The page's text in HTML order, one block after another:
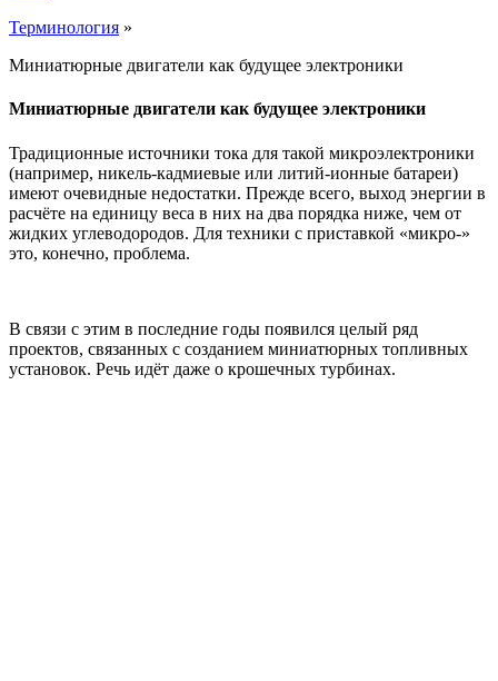
Терминология »
Миниатюрные двигатели как будущее электроники
Миниатюрные двигатели как будущее электроники
Традиционные источники тока для такой микроэлектроники
(например, никель-кадмиевые или литий-ионные батареи)
имеют очевидные недостатки. Прежде всего, выход энергии в
расчёте на единицу веса в них на два порядка ниже, чем от
жидких углеводородов. Для техники с приставкой «микро-»
это, конечно, проблема.
В связи с этим в последние годы появился целый ряд
проектов, связанных с созданием миниатюрных топливных
установок. Речь идёт даже о крошечных турбинах.